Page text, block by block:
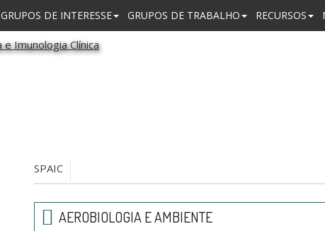
GRUPOS DE INTERESSE GRUPOS DE TRABALHO RECURSOS
SPAIC
AEROBIOLOGIA E AMBIENTE